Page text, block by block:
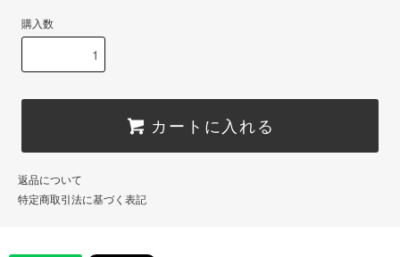
購入数
カートに入れる
返品について
特定商取引法に基づく表記